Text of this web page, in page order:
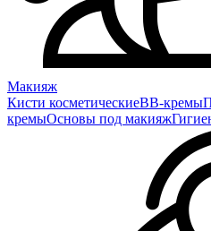
Макияж
Кисти косметическиеBB-кремы
кремыОсновы под макияж